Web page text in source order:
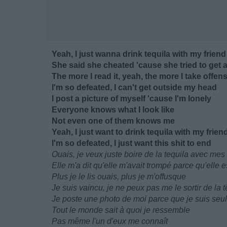
Yeah, I just wanna drink tequila with my friend
She said she cheated 'cause she tried to get
The more I read it, yeah, the more I take
I'm so defeated, I can't get outside my head
I post a picture of myself 'cause I'm lonely
Everyone knows what I look like
Not even one of them knows me
Yeah, I just want to drink tequila with my
I'm so defeated, I just want this shit to end
Ouais, je veux juste boire de la tequila avec mes
Elle m'a dit qu'elle m'avait trompé parce qu'elle
Plus je le lis ouais, plus je m'offusque
Je suis vaincu, je ne peux pas me le sortir de la
Je poste une photo de moi parce que je suis seul
Tout le monde sait à quoi je ressemble
Pas même l'un d'eux me connaît